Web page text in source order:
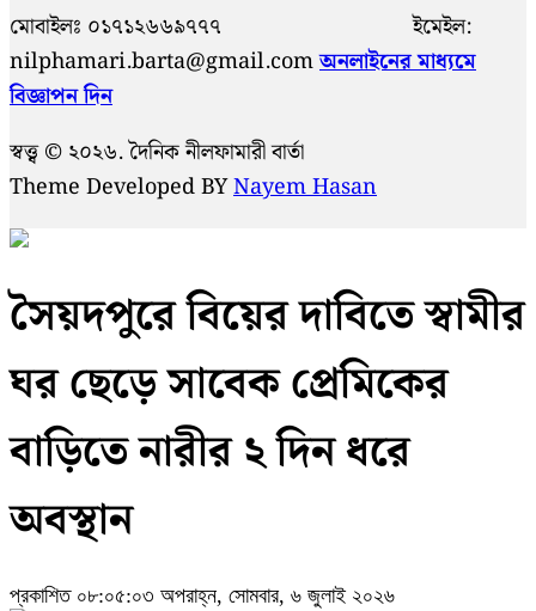
মোবাইলঃ ০১৭১২৬৬৯৭৭৭ ইমেইল:
nilphamari.barta@gmail.comঅনলাইনের মাধ্যমে
বিজ্ঞাপন দিন
স্বত্ত্ব © ২০২৬. দৈনিক নীলফামারী বার্তা
Theme Developed BYNayem Hasan
সৈয়দপুরে বিয়ের দাবিতে স্বামীর
ঘর ছেড়ে সাবেক প্রেমিকের
বাড়িতে নারীর ২ দিন ধরে
অবস্থান
প্রকাশিত ০৮:০৫:০৩ অপরাহ্ন, সোমবার, ৬ জুলাই ২০২৬